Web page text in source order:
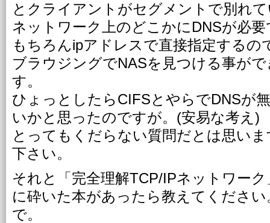
とクライアントがセグメントで別れ
ネットワーク上のどこかにDNSが必
もちろんipアドレスで直接指定する
ブラウジングでNASを見つける事が
す。
ひょっとしたらCIFSとやらでDNSが
いかと思ったのですが。(安易な考え)
とってもくだらない質問だとは思い
下さい。
それと「完全理解TCP/IPネットワー
に砕いた本があったら教えてくださ
で。